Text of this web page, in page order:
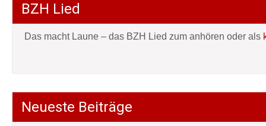
BZH Lied
Das macht Laune – das BZH Lied zum anhören oder als
Neueste Beiträge